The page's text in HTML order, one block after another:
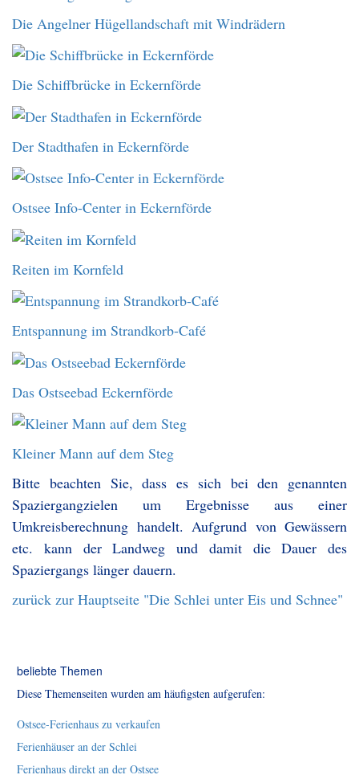
Die Angelner Hügellandschaft mit Windrädern
Die Schiffbrücke in Eckernförde
Der Stadthafen in Eckernförde
Ostsee Info-Center in Eckernförde
Reiten im Kornfeld
Entspannung im Strandkorb-Café
Das Ostseebad Eckernförde
Kleiner Mann auf dem Steg
Bitte beachten Sie, dass es sich bei den genannten
Spaziergangzielen um Ergebnisse aus einer
Umkreisberechnung handelt. Aufgrund von Gewässern
etc. kann der Landweg und damit die Dauer des
Spaziergangs länger dauern.
zurück zur Hauptseite "Die Schlei unter Eis und Schnee"
beliebte Themen
Diese Themenseiten wurden am häufigsten aufgerufen:
Ostsee-Ferienhaus zu verkaufen
Ferienhäuser an der Schlei
Ferienhaus direkt an der Ostsee